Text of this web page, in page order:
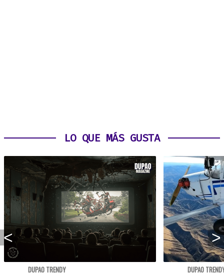
LO QUE MÁS GUSTA
DUPAO TRENDY DUPAO